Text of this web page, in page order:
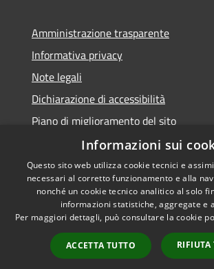
Amministrazione trasparente
Informativa privacy
Note legali
Dichiarazione di accessibilità
Piano di miglioramento del sito
Accessibilità
Privacy
Mappa del sito
Copyright
Informazioni sui
Questo sito web utilizza cookie tecnici e
necessari al corretto funzionamento e alla
nonché un cookie tecnico analitico al solo
informazioni statistiche, aggregate e
Per maggiori dettagli, può consultare la cookie
ACCETTA TUTTO RIFIUTA